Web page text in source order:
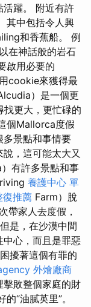
活躍。 附近有許
其中包括令人興
和香蕉船。 例
在神話般的岩石
啟用必要的
cookie來獲得最
）是一個更
更大，更忙碌的
個Mallorca度假
多景點和事情要
，這可能太大又
有許多景點和事
養護中心 單
復推薦 Farm）脫
帶家人去度假，
但是，在沙漠中間
心，而且是罪惡
擾著這個有罪的
外燴廠商
敗整個家庭的財
“油膩英里”。